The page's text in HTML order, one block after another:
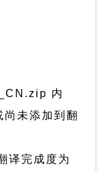
内
尚未添加到翻
译完成度为